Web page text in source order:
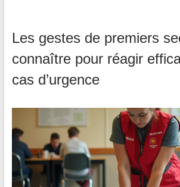
Les gestes de premiers
connaître pour réagir
cas d’urgence